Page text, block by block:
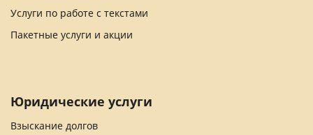
Услуги по работе с текстами
Пакетные услуги и акции
Юридические услуги
Взыскание долгов